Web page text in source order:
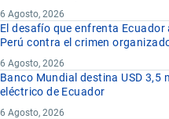
6 Agosto, 2026
El desafío que enfrenta
Perú contra el crimen
6 Agosto, 2026
Banco Mundial destina USD
eléctrico de Ecuador
6 Agosto, 2026